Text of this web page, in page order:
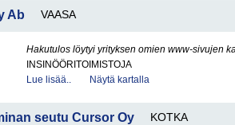
Ab VAASA
Hakutulos löytyi yrityksen omien www-sivujen
INSINÖÖRITOIMISTOJA
Lue lisää..
Näytä kartalla
seutu Cursor Oy KOTKA